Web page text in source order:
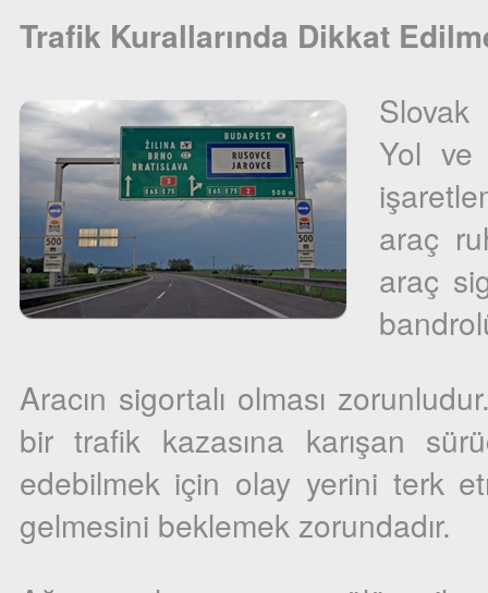
Trafik Kurallarında Dikkat
Yol ve
araç
araç
Aracın sigortalı olması
bir trafik kazasına karışan
edebilmek için olay yerini terk
gelmesini beklemek zorundadır.